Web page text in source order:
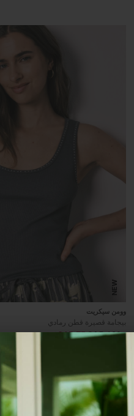
NEW
وومن سيكريت
بيجامة قصيرة قطن رمادي
SAR 129
SAR 75